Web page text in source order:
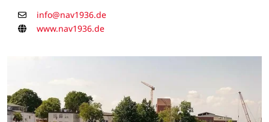
E-Mail
info@nav1936.de
Homepage
www.nav1936.de